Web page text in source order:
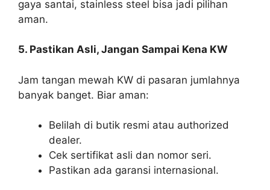
gaya santai, stainless steel bisa jadi pilihan
aman.
5. Pastikan Asli, Jangan Sampai Kena KW
Jam tangan mewah KW di pasaran jumlahnya
banyak banget. Biar aman:
Belilah di butik resmi atau authorized
dealer.
Cek sertifikat asli dan nomor seri.
Pastikan ada garansi internasional.